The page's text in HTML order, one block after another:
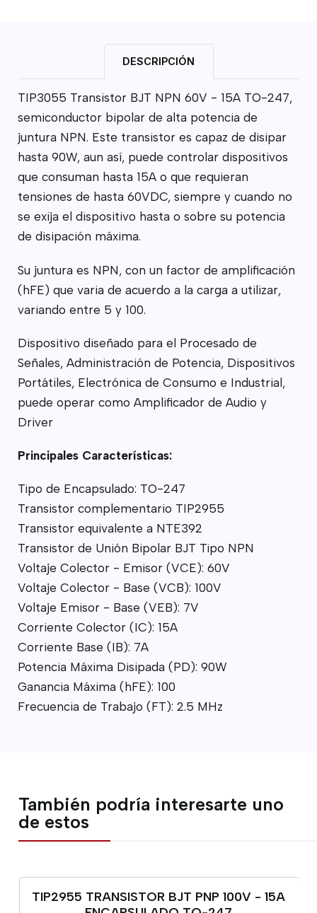
DESCRIPCIÓN
TIP3055 Transistor BJT NPN 60V - 15A TO-247,
semiconductor bipolar de alta potencia de
juntura NPN. Este transistor es capaz de disipar
hasta 90W, aun así, puede controlar dispositivos
que consuman hasta 15A o que requieran
tensiones de hasta 60VDC, siempre y cuando no
se exija el dispositivo hasta o sobre su potencia
de disipación máxima.
Su juntura es NPN, con un factor de amplificación
(hFE) que varia de acuerdo a la carga a utilizar,
variando entre 5 y 100.
Dispositivo diseñado para el Procesado de
Señales, Administración de Potencia, Dispositivos
Portátiles, Electrónica de Consumo e Industrial,
puede operar como Amplificador de Audio y
Driver
Principales Características:
Tipo de Encapsulado: TO-247
Transistor complementario TIP2955
Transistor equivalente a NTE392
Transistor de Unión Bipolar BJT Tipo NPN
Voltaje Colector - Emisor (VCE): 60V
Voltaje Colector - Base (VCB): 100V
Voltaje Emisor - Base (VEB): 7V
Corriente Colector (IC): 15A
Corriente Base (IB): 7A
Potencia Máxima Disipada (PD): 90W
Ganancia Máxima (hFE): 100
Frecuencia de Trabajo (FT): 2.5 MHz
También podría interesarte uno
de estos
TIP2955 TRANSISTOR BJT PNP 100V - 15A